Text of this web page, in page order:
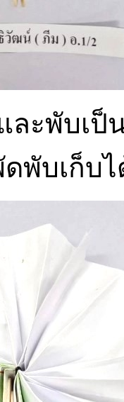
ละพับเ
ดพับเก็บ